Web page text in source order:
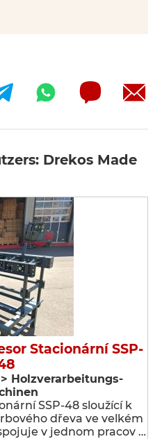
Drekos Made
Stacionární SSP-
Holzverarbeitungs-
SSP-48 sloužící k
dřeva ve velkém
v jednom pracov …